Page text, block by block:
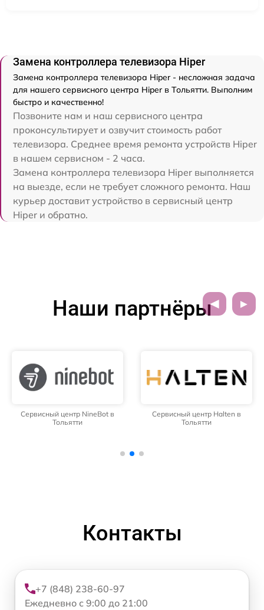
Замена контроллера телевизора Hiper
Замена контроллера телевизора Hiper - несложная задача
для нашего сервисного центра Hiper в Тольятти. Выполним
быстро и качественно!
Позвоните нам и наш сервисного центра
проконсультирует и озвучит стоимость работ
телевизора. Среднее время ремонта устройств Hiper
в нашем сервисном - 2 часа.
Замена контроллера телевизора Hiper выполняется
на выезде, если не требует сложного ремонта. Наш
курьер доставит устройство в сервисный центр
Hiper и обратно.
Наши партнёры
Сервисный центр NineBot в
Тольятти
Сервисный центр Halten в
Тольятти
Контакты
+7 (848) 238-60-97
Ежедневно с 9:00 до 21:00